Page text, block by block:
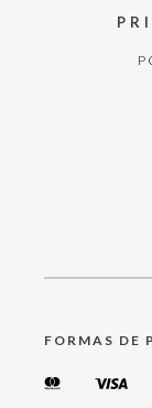
FORMAS DE